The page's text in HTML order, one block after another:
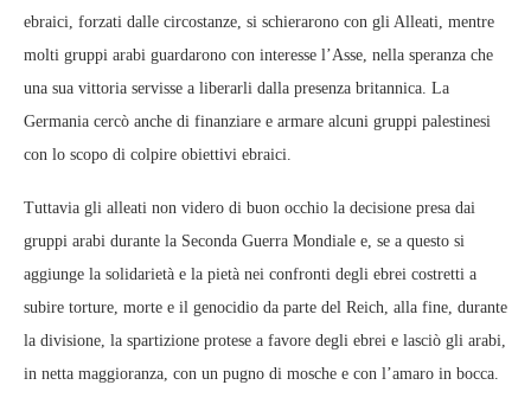
ebraici, forzati dalle circostanze, si schierarono con gli Alleati, mentre
molti gruppi arabi guardarono con interesse l’Asse, nella speranza che
una sua vittoria servisse a liberarli dalla presenza britannica. La
Germania cercò anche di finanziare e armare alcuni gruppi palestinesi
con lo scopo di colpire obiettivi ebraici.
Tuttavia gli alleati non videro di buon occhio la decisione presa dai
gruppi arabi durante la Seconda Guerra Mondiale e, se a questo si
aggiunge la solidarietà e la pietà nei confronti degli ebrei costretti a
subire torture, morte e il genocidio da parte del Reich, alla fine, durante
la divisione, la spartizione protese a favore degli ebrei e lasciò gli arabi,
in netta maggioranza, con un pugno di mosche e con l’amaro in bocca.